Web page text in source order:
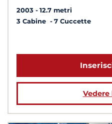
2003
12.7 metri
3 Cabine
7 Cuccette
Vedere